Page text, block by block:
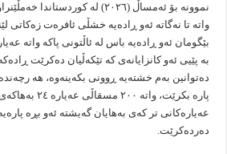
واتە تا نەگاتە ئەو ڕادەیە خشڵى ئافرەت زەکاتى
بە پێیى ئەو کانزایانەى کە تێکەڵیان دەکرێت
دەتوانین بەم خشتەیە ڕوونى بکەینەوە، هه
پارە بکرێت، واتە
عەیارەکانى تر کەى بەهایان گەیشتە ئەو بڕە
دەردەکرێت.